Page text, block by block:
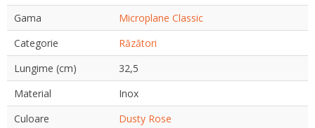
Gama
Microplane Classic
Categorie
Răzători
Lungime (cm)
32,5
Material
Inox
Culoare
Dusty Rose